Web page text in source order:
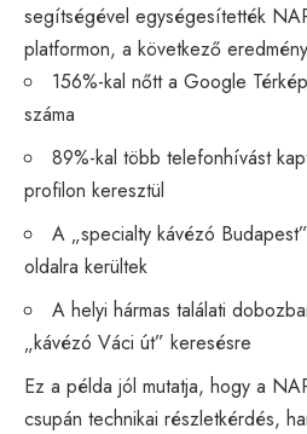
segítségével egységesítették
platformon, a következő
156%-kal nőtt a Google
száma
89%-kal több telefonhívást
profilon keresztül
A „specialty kávézó
oldalra kerültek
A helyi hármas találati
„kávézó Váci út” keresésre
Ez a példa jól mutatja, hogy a
csupán technikai részletkérdés,